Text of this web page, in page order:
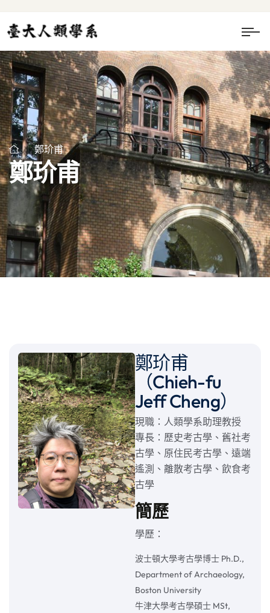
鄭玠甫
鄭玠甫
鄭玠甫
（Chieh-fu
Jeff Cheng）
現職：人類學系助理教授
專長：歷史考古學、舊社考
古學、原住民考古學、遠端
遙測、離散考古學、飲食考
古學
簡歷
學歷：
波士頓大學考古學博士 Ph.D.,
Department of Archaeology,
Boston University
牛津大學考古學碩士 MSt,